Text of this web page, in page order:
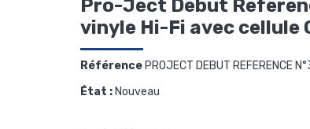
Pro-Ject Debut
vinyle Hi-Fi avec cellule
Référence PROJECT DEBUT REFERENCE
État : Nouveau